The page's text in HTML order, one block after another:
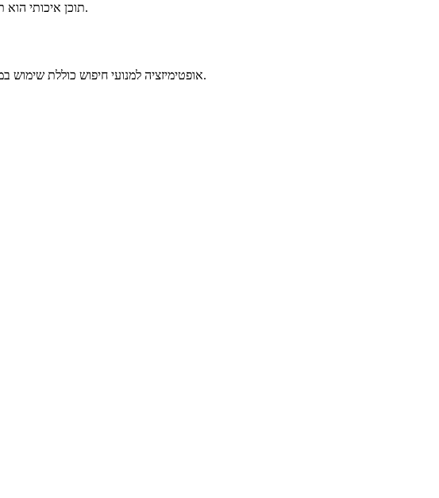
תוכן איכותי הוא תוכן שמספק ערך אמיתי לקוראים. זה כולל מידע מעמיק, מחקר, ודוגמאות שיכולות לעזור לקוראים להבין את הנושא בצורה טובה יותר.
אופטימיזציה למנועי חיפוש כוללת שימוש במילות מפתח, תגים, ותיאורים כדי לשפר את הנראות של המאמר במנועי החיפוש. זה חיוני כדי להבטיח שהמאמר יגיע לקהל היעד הנכון.